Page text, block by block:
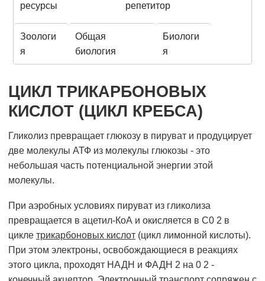
ресурсы
репетитор
Зоологи
я
Общая
биология
Биологи
я
ЦИКЛ ТРИКАРБОНОВЫХ
КИСЛОТ (ЦИКЛ КРЕБСА)
Гликолиз превращает глюкозу в пируват и продуцирует
две молекулы АТФ из молекулы глюкозы - это
небольшая часть потенциальной энергии этой
молекулы.
При аэробных условиях пируват из гликолиза
превращается в ацетил-КоА и окисляется в С0 2 в
цикле трикарбоновых кислот (цикл лимонной кислоты).
При этом электроны, освобождающиеся в реакциях
этого цикла, проходят НАДН и ФАДН 2 на 0 2 -